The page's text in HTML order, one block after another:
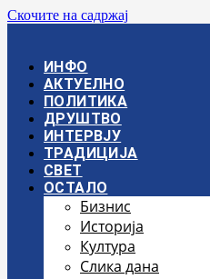
Скочите на садржај
ИНФО
АКТУЕЛНО
ПОЛИТИКА
ДРУШТВО
ИНТЕРВЈУ
ТРАДИЦИЈА
СВЕТ
ОСТАЛО
Бизнис
Историја
Култура
Слика дана